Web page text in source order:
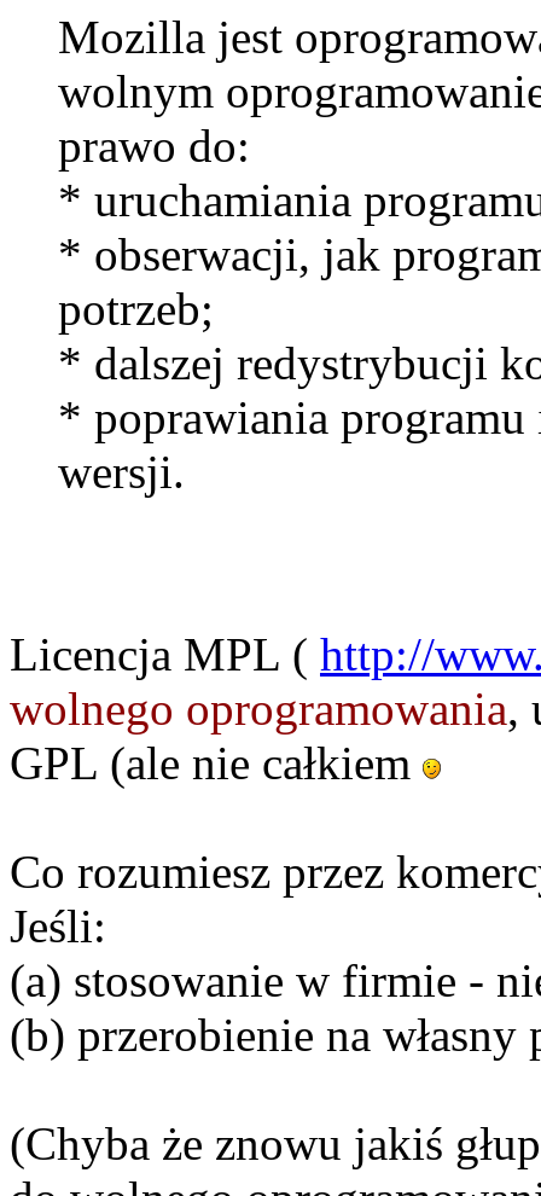
Mozilla jest
wolnym
prawo do:
* uruchamiania
* obserwacji, jak
potrzeb;
* dalszej redystrybucji
* poprawiania
wersji.
Licencja MPL ( http://
wolnego oprogramowania,
GPL (ale nie całkiem
Co rozumiesz przez
Jeśli:
(a) stosowanie w firmie -
(b) przerobienie na
(Chyba że znowu jakiś